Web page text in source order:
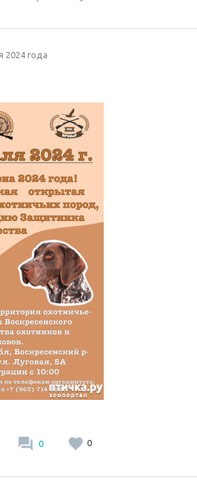
2024 года
0 0